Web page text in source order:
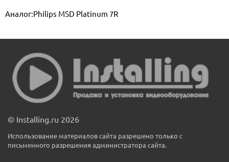
Аналог:Philips MSD Platinum 7R
© Installing.ru 2026
Использование материалов сайта разрешено только с
письменного разрешения администратора сайта.